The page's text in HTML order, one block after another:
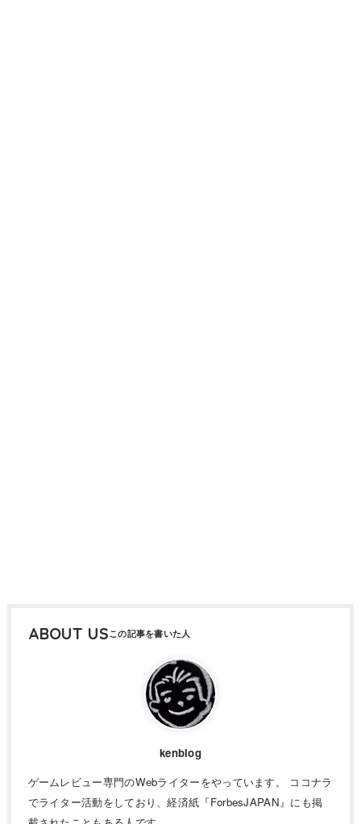
ABOUT US
kenblog
ゲームレビュー専門のWebライターをやっています。 ココナラ
でライター活動をしており、経済紙『ForbesJAPAN』にも掲